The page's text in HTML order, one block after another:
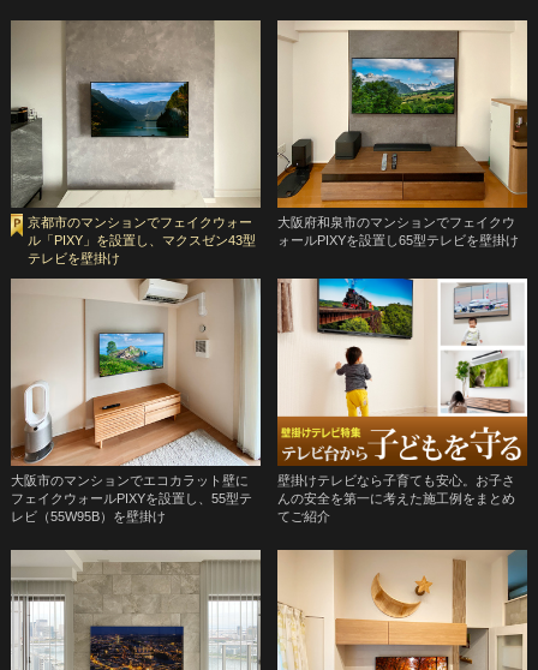
京都市のマンションでフェイクウォー
ル「PIXY」を設置し、マクスゼン43型
テレビを壁掛け
大阪府和泉市のマンションでフェイクウ
ォールPIXYを設置し65型テレビを壁掛け
大阪市のマンションでエコカラット壁に
フェイクウォールPIXYを設置し、55型テ
レビ（55W95B）を壁掛け
壁掛けテレビなら子育ても安心。お子さ
んの安全を第一に考えた施工例をまとめ
てご紹介